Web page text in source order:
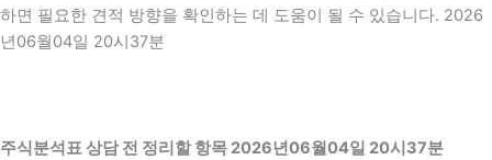
하면 필요한 견적 방향을 확인하는 데 도움이 될 수 있습니다. 2026
년06월04일 20시37분
주식분석표 상담 전 정리할 항목 2026년06월04일 20시37분